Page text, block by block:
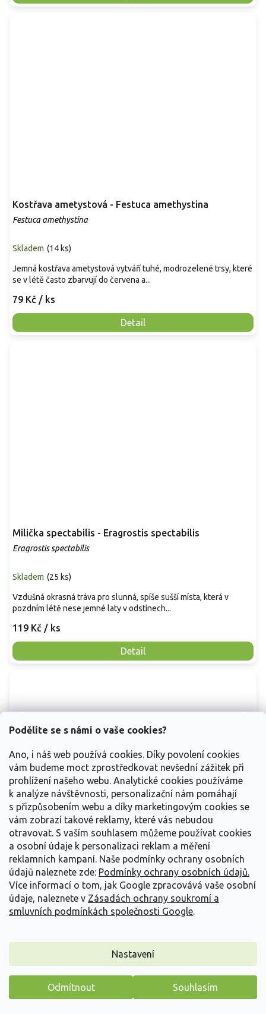
Podělíte se s námi o vaše cookies?
Ano, i náš web používá cookies. Díky povolení cookies
vám budeme moct zprostředkovat nevšední zážitek při
prohlížení našeho webu. Analytické cookies používáme
k analýze návštěvnosti, personalizační nám pomáhají
s přizpůsobením webu a díky marketingovým cookies se
vám zobrazí takové reklamy, které vás nebudou
otravovat. S vaším souhlasem můžeme používat cookies
a osobní údaje k personalizaci reklam a měření
reklamních kampaní. Naše podmínky ochrany osobních
údajů naleznete zde: Podmínky ochrany osobních údajů.
Více informací o tom, jak Google zpracovává vaše osobní
údaje, naleznete v Zásadách ochrany soukromí a
smluvních podmínkách společnosti Google.
Nastavení
Odmítnout Souhlasím
Kostřava ametystová - Festuca amethystina
Festuca amethystina
Skladem (14 ks)
79 Kč / ks
Detail
Jemná kostřava ametystová vytváří tuhé, modrozelené trsy, které
se v létě často zbarvují do červena a...
Milička spectabilis - Eragrostis spectabilis
Eragrostis spectabilis
Skladem (25 ks)
119 Kč / ks
Detail
Vzdušná okrasná tráva pro slunná, spíše sušší místa, která v
pozdním létě nese jemné laty v odstínech...
Ozdobnice čínská 'Adagio' - Miscanthus sinensis
'Adagio'
Miscanthus sinensis 'Adagio'
Skladem ( )
Detail
Máme pro vás malý dárek